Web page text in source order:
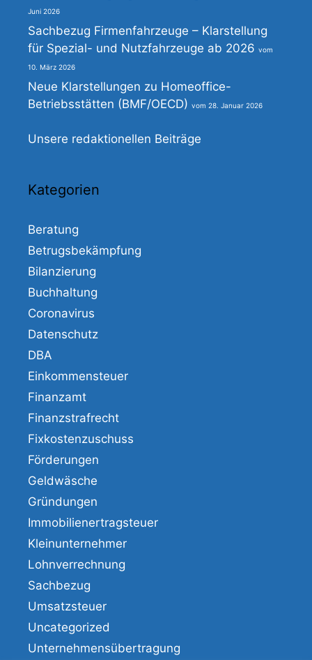
Juni 2026
Sachbezug Firmenfahrzeuge – Klarstellung
für Spezial- und Nutzfahrzeuge ab 2026
10. März 2026
Neue Klarstellungen zu Homeoffice-
Betriebsstätten (BMF/OECD)
28. Januar 2026
Unsere redaktionellen Beiträge
Kategorien
Beratung
Betrugsbekämpfung
Bilanzierung
Buchhaltung
Coronavirus
Datenschutz
DBA
Einkommensteuer
Finanzamt
Finanzstrafrecht
Fixkostenzuschuss
Förderungen
Geldwäsche
Gründungen
Immobilienertragsteuer
Kleinunternehmer
Lohnverrechnung
Sachbezug
Umsatzsteuer
Uncategorized
Unternehmensübertragung